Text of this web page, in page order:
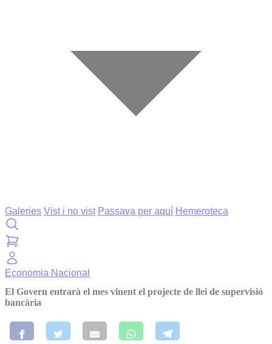
Galeries Vist i no vist Passava per aquí Hemeroteca
Economia Nacional
El Govern entrarà el mes vinent el projecte de llei de supervisió
bancària